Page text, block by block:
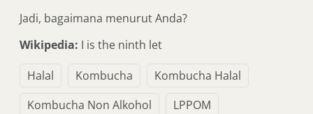
Jadi, bagaimana menurut Anda?
Wikipedia: I is the ninth let
Halal Kombucha
Kombucha Halal
Kombucha Non Alkohol
LPPOM